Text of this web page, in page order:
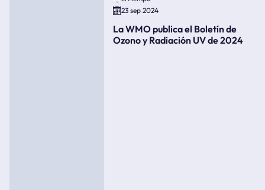
23 sep 2024
La WMO publica el Boletín de
Ozono y Radiación UV de 2024